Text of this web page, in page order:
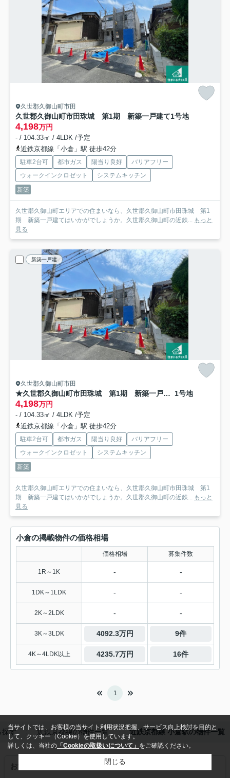
久世郡久御山町市田
久世郡久御山町市田珠城 第1期 新築一戸建て1号地
4,198万円
- / 104.33㎡ / 4LDK /予定
近鉄京都線「小倉」駅 徒歩42分
駐車2台可 都市ガス 陽当り良好
バリアフリー
ウォークインクロゼット
システムキッチン
新築
久世郡久御山町エリアでの住まいなら、久世郡久御山町市田珠城 第1
期 新築一戸建てはいかがでしょうか。久世郡久御山町の近鉄...
もっと
見る
新築一戸建
久世郡久御山町市田
★久世郡久御山町市田珠城 第1期 新築一戸建て 1号地
4,198万円
- / 104.33㎡ / 4LDK /予定
近鉄京都線「小倉」駅 徒歩42分
駐車2台可 都市ガス 陽当り良好
バリアフリー
ウォークインクロゼット
システムキッチン
新築
久世郡久御山町エリアでの住まいなら、久世郡久御山町市田珠城 第1
期 新築一戸建てはいかがでしょうか。久世郡久御山町の近鉄...
もっと
見る
小倉の掲載物件の価格相場
価格相場 募集件数
1R～1K - -
1DK～1LDK - -
2K～2LDK - -
3K～3LDK 4092.3万円 9件
4K～4LDK以上 4235.7万円 16件
1
探す 近鉄京都線の物件一覧 近鉄京都線 小倉駅の物件一覧
おすすめこだわり特集
当サイトでは、お客様の当サイト利用状況把握、サービス向上検討を目的と
して、クッキー（Cookie）を使用しています。
詳しくは、当社の 「Cookieの取扱いについて」 をご確認ください。
閉じる